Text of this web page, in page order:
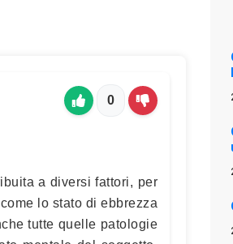
0
a diversi fattori, per
lo stato di ebbrezza
tutte quelle patologie